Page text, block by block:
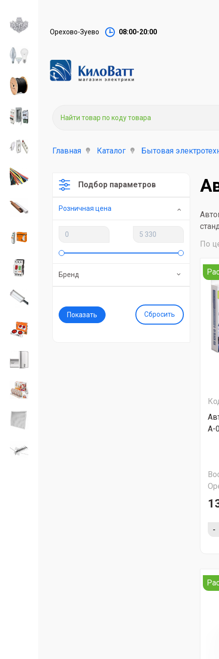
Орехово-Зуево 08:00-20:00
Главная Каталог Бытовая
Подбор параметров
Розничная цена
Бренд
Сбросить
По
A-
-